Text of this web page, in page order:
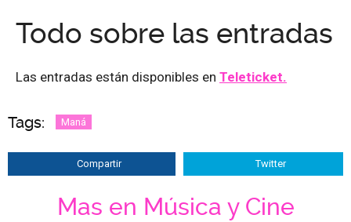
Todo sobre las entradas
Las entradas están disponibles en Teleticket.
Tags: Maná
Compartir Twitter
Mas en Música y Cine